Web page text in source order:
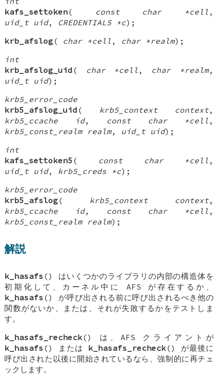
kafs_settoken( const char *cell ,
uid_t uid, CREDENTIALS *c);
krb_afslog( char *cell , char *realm);
int
krb_afslog_uid ( char *cell , char *realm,
uid_t uid);
krb5_error_code
krb5_afslog_uid ( krb5_context context,
krb5_ccache id, const char *cell ,
krb5_const_realm realm, uid_t uid);
int
kafs_settoken5 ( const char *cell ,
uid_t uid, krb5_creds *c);
krb5_error_code
krb5_afslog( krb5_context context,
krb5_ccache id, const char *cell ,
krb5_const_realm realm);
解説
k_hasafs () はいくつかのライブラリの内部の構造体を
初期化して、カーネル中に AFS が存在するか、
k_hasafs () が呼び出される前に呼び出されるべき他の
関数がないか、または、それが失敗するかをテストしま
す。
k_hasafs_recheck() は、AFS クライアントが
k_hasafs () または k_hasafs_recheck() が最後に
呼び出された以後に開始されているなら、強制的に再チェ
ックします。